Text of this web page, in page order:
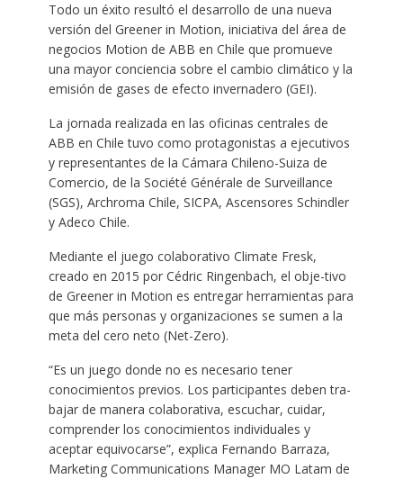
Todo un éxito resultó el desarrollo de una nueva
versión del Greener in Motion, iniciativa del área de
negocios Motion de ABB en Chile que promueve
una mayor conciencia sobre el cambio climático y la
emisión de gases de efecto invernadero (GEI).
La jornada realizada en las oficinas centrales de
ABB en Chile tuvo como protagonistas a ejecutivos
y representantes de la Cámara Chileno-Suiza de
Comercio, de la Société Générale de Surveillance
(SGS), Archroma Chile, SICPA, Ascensores Schindler
y Adeco Chile.
Mediante el juego colaborativo Climate Fresk,
creado en 2015 por Cédric Ringenbach, el obje-tivo
de Greener in Motion es entregar herramientas para
que más personas y organizaciones se sumen a la
meta del cero neto (Net-Zero).
“Es un juego donde no es necesario tener
conocimientos previos. Los participantes deben tra-
bajar de manera colaborativa, escuchar, cuidar,
comprender los conocimientos individuales y
aceptar equivocarse”, explica Fernando Barraza,
Marketing Communications Manager MO Latam de